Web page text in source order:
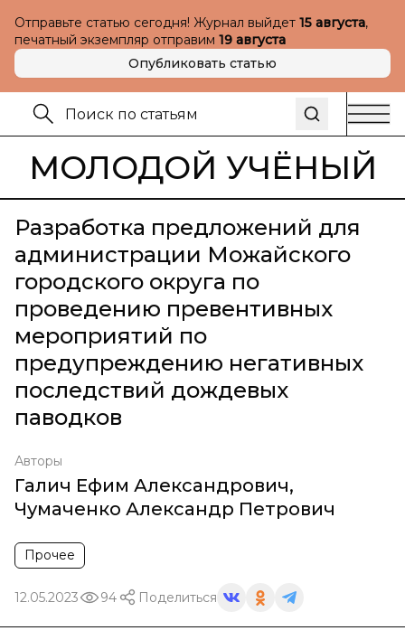
Отправьте статью сегодня! Журнал выйдет 15 августа,
печатный экземпляр отправим 19 августа
Опубликовать статью
МОЛОДОЙ УЧЁНЫЙ
Разработка предложений для
администрации Можайского
городского округа по
проведению превентивных
мероприятий по
предупреждению негативных
последствий дождевых
паводков
Авторы
Галич Ефим Александрович,
Чумаченко Александр Петрович
Прочее
12.05.2023 94 Поделиться